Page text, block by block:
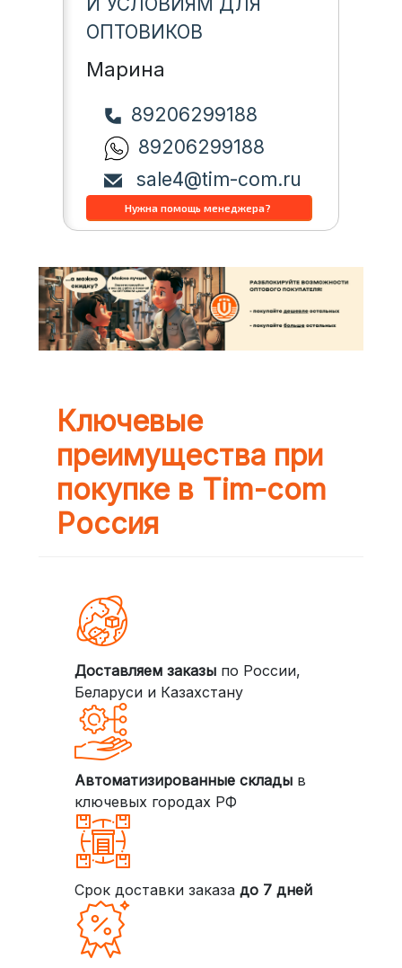
ОПТОВИКОВ
Марина
89206299188
89206299188
sale4@tim-com.ru
Ключевые
преимущества при
покупке в Tim-com
Россия
Доставляем заказыпо России,
Беларуси и Казахстану
Автоматизированные складыв
ключевых городах РФ
Срок доставки заказа до 7 дней